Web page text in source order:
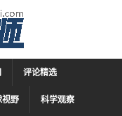
评论精选
视野 科学观察